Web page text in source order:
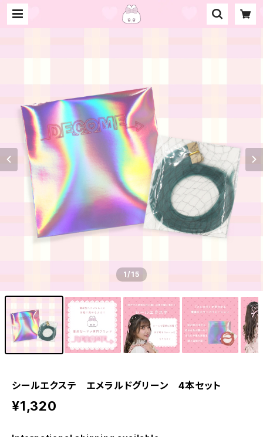
1/15
シールエクステ エメラルドグリーン 4本セット
¥1,320